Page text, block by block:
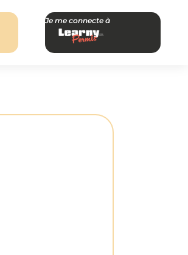
Je me connecte à